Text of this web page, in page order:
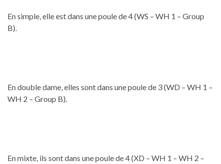
En simple, elle est dans une poule de 4 (WS – WH 1 – Group
B).
En double dame, elles sont dans une poule de 3 (WD – WH 1 –
WH 2 – Group B).
En mixte, ils sont dans une poule de 4 (XD – WH 1 – WH 2 –